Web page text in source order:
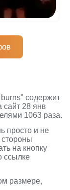
содержит
28 янв
1063 раза.
просто и не
стороны
на кнопку
ссылке
размере,